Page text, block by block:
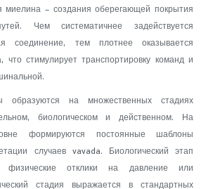
миелина – создания оберегающей покрытия
Чем систематичнее задействуется
соединение, тем плотнее оказывается
что стимулирует транспортировку команд и
образуются на множественных стадиях
биологическом и действенном. На
формируются постоянные шаблоны
случаев vavada. Биологический этап
физические отклики на давление или
стадия выражается в стандартных